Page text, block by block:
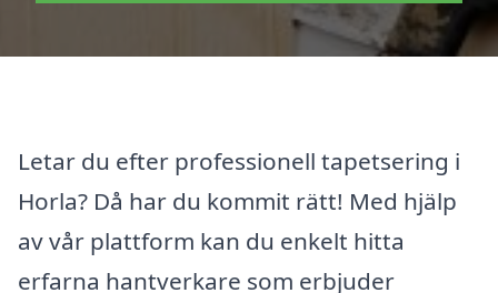
Letar du efter professionell tapetsering i
Horla? Då har du kommit rätt! Med hjälp
av vår plattform kan du enkelt hitta
erfarna hantverkare som erbjuder